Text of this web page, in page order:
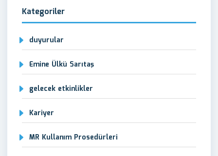
Kategoriler
duyurular
Emine Ülkü Sarıtaş
gelecek etkinlikler
Kariyer
MR Kullanım Prosedürleri